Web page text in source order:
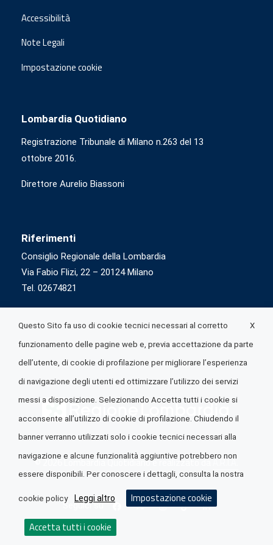
Accessibilità
Note Legali
Impostazione cookie
Lombardia Quotidiano
Registrazione Tribunale di Milano n.263 del 13
ottobre 2016.
Direttore Aurelio Biassoni
Riferimenti
Consiglio Regionale della Lombardia
Via Fabio Flizi, 22 – 20124 Milano
Tel. 02674821
© 2026 Lombardia Quotidiano è realizzato daA.R.I.A.
Seguici su
X
Questo Sito fa uso di cookie tecnici necessari al corretto
funzionamento delle pagine web e, previa accettazione da parte
dell’utente, di cookie di profilazione per migliorare l’esperienza
di navigazione degli utenti ed ottimizzare l’utilizzo dei servizi
messi a disposizione. Selezionando Accetta tutti i cookie si
acconsente all’utilizzo di cookie di profilazione. Chiudendo il
banner verranno utilizzati solo i cookie tecnici necessari alla
navigazione e alcune funzionalità aggiuntive potrebbero non
essere disponibili. Per conoscere i dettagli, consulta la nostra
cookie policy Leggi altro Impostazione cookie
Accetta tutti i cookie